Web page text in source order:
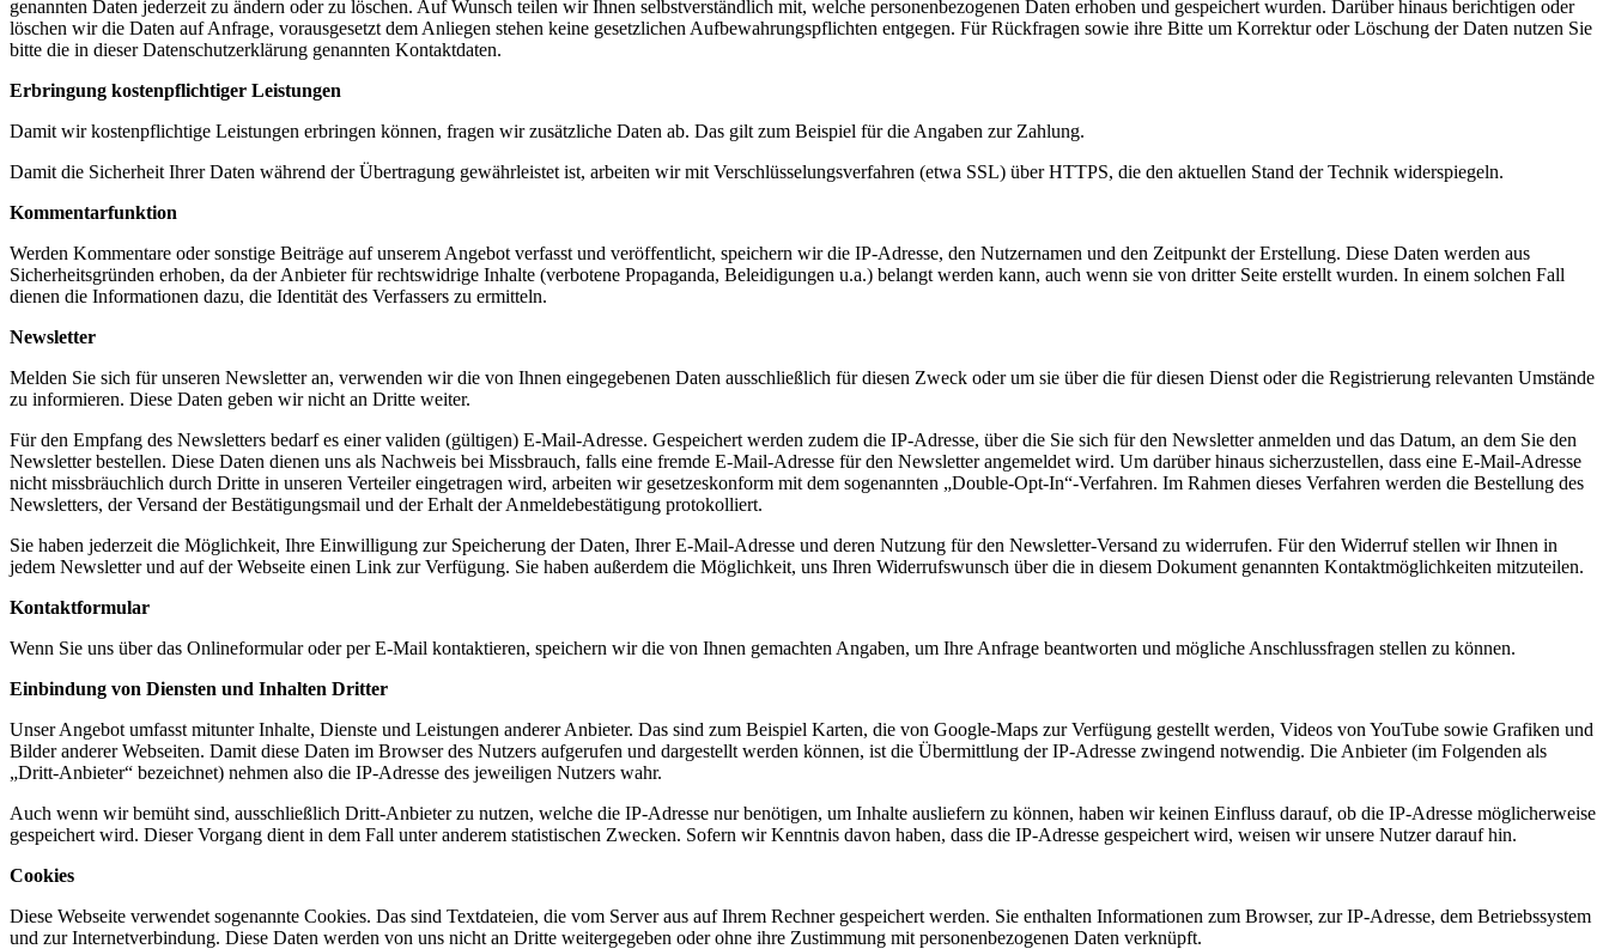
genannten Daten jederzeit zu ändern oder zu löschen. Auf Wunsch teilen wir Ihnen selbstverständlich mit, welche personenbezogenen Daten erhoben und gespeichert wurden. Darüber hinaus berichtigen oder
löschen wir die Daten auf Anfrage, vorausgesetzt dem Anliegen stehen keine gesetzlichen Aufbewahrungspflichten entgegen. Für Rückfragen sowie ihre Bitte um Korrektur oder Löschung der Daten nutzen Sie
bitte die in dieser Datenschutzerklärung genannten Kontaktdaten.
Erbringung kostenpflichtiger Leistungen
Damit wir kostenpflichtige Leistungen erbringen können, fragen wir zusätzliche Daten ab. Das gilt zum Beispiel für die Angaben zur Zahlung.
Damit die Sicherheit Ihrer Daten während der Übertragung gewährleistet ist, arbeiten wir mit Verschlüsselungsverfahren (etwa SSL) über HTTPS, die den aktuellen Stand der Technik widerspiegeln.
Kommentarfunktion
Werden Kommentare oder sonstige Beiträge auf unserem Angebot verfasst und veröffentlicht, speichern wir die IP-Adresse, den Nutzernamen und den Zeitpunkt der Erstellung. Diese Daten werden aus
Sicherheitsgründen erhoben, da der Anbieter für rechtswidrige Inhalte (verbotene Propaganda, Beleidigungen u.a.) belangt werden kann, auch wenn sie von dritter Seite erstellt wurden. In einem solchen Fall
dienen die Informationen dazu, die Identität des Verfassers zu ermitteln.
Newsletter
Melden Sie sich für unseren Newsletter an, verwenden wir die von Ihnen eingegebenen Daten ausschließlich für diesen Zweck oder um sie über die für diesen Dienst oder die Registrierung relevanten Umstände
zu informieren. Diese Daten geben wir nicht an Dritte weiter.
Für den Empfang des Newsletters bedarf es einer validen (gültigen) E-Mail-Adresse. Gespeichert werden zudem die IP-Adresse, über die Sie sich für den Newsletter anmelden und das Datum, an dem Sie den
Newsletter bestellen. Diese Daten dienen uns als Nachweis bei Missbrauch, falls eine fremde E-Mail-Adresse für den Newsletter angemeldet wird. Um darüber hinaus sicherzustellen, dass eine E-Mail-Adresse
nicht missbräuchlich durch Dritte in unseren Verteiler eingetragen wird, arbeiten wir gesetzeskonform mit dem sogenannten „Double-Opt-In“-Verfahren. Im Rahmen dieses Verfahren werden die Bestellung des
Newsletters, der Versand der Bestätigungsmail und der Erhalt der Anmeldebestätigung protokolliert.
Sie haben jederzeit die Möglichkeit, Ihre Einwilligung zur Speicherung der Daten, Ihrer E-Mail-Adresse und deren Nutzung für den Newsletter-Versand zu widerrufen. Für den Widerruf stellen wir Ihnen in
jedem Newsletter und auf der Webseite einen Link zur Verfügung. Sie haben außerdem die Möglichkeit, uns Ihren Widerrufswunsch über die in diesem Dokument genannten Kontaktmöglichkeiten mitzuteilen.
Kontaktformular
Wenn Sie uns über das Onlineformular oder per E-Mail kontaktieren, speichern wir die von Ihnen gemachten Angaben, um Ihre Anfrage beantworten und mögliche Anschlussfragen stellen zu können.
Einbindung von Diensten und Inhalten Dritter
Unser Angebot umfasst mitunter Inhalte, Dienste und Leistungen anderer Anbieter. Das sind zum Beispiel Karten, die von Google-Maps zur Verfügung gestellt werden, Videos von YouTube sowie Grafiken und
Bilder anderer Webseiten. Damit diese Daten im Browser des Nutzers aufgerufen und dargestellt werden können, ist die Übermittlung der IP-Adresse zwingend notwendig. Die Anbieter (im Folgenden als
„Dritt-Anbieter“ bezeichnet) nehmen also die IP-Adresse des jeweiligen Nutzers wahr.
Auch wenn wir bemüht sind, ausschließlich Dritt-Anbieter zu nutzen, welche die IP-Adresse nur benötigen, um Inhalte ausliefern zu können, haben wir keinen Einfluss darauf, ob die IP-Adresse möglicherweise
gespeichert wird. Dieser Vorgang dient in dem Fall unter anderem statistischen Zwecken. Sofern wir Kenntnis davon haben, dass die IP-Adresse gespeichert wird, weisen wir unsere Nutzer darauf hin.
Cookies
Diese Webseite verwendet sogenannte Cookies. Das sind Textdateien, die vom Server aus auf Ihrem Rechner gespeichert werden. Sie enthalten Informationen zum Browser, zur IP-Adresse, dem Betriebssystem
und zur Internetverbindung. Diese Daten werden von uns nicht an Dritte weitergegeben oder ohne ihre Zustimmung mit personenbezogenen Daten verknüpft.